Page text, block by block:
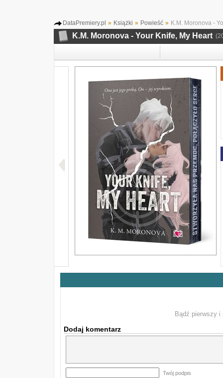
DataPremiery.pl » Książki » Powieść » K.M. Moronova -
K.M. Moronova - Your Knife, My Heart
Bądź pierwszy
Dodaj komentarz
Twój podpis